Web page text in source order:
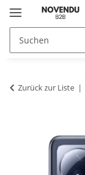
Zurück zur Liste